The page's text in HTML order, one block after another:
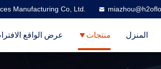
Manufacturing Co, Ltd.
المنزل منتجات عرض الواقع